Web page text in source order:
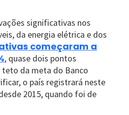
significativas nos
da energia elétrica e dos
começaram a
, quase dois pontos
da meta do Banco
o país registrará neste
2015, quando foi de